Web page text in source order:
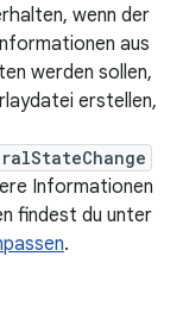
wenn der
aus
werden sollen,
erstellen,
Informationen
findest du unter
.